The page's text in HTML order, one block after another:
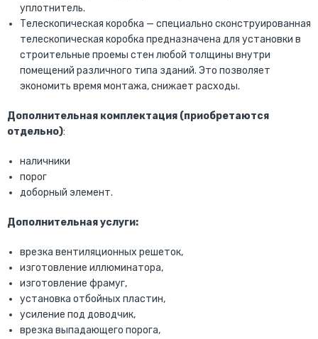
уплотнитель.
Телескопическая коробка — специально сконструированная
телескопическая коробка предназначена для установки в
строительные проемы стен любой толщины внутри
помещений различного типа зданий. Это позволяет
экономить время монтажа, снижает расходы.
Дополнительная комплектация (приобретаются
отдельно):
наличники
порог
доборный элемент.
Дополнительная услуги:
врезка вентиляционных решеток,
изготовление иллюминатора,
изготовление фрамуг,
установка отбойных пластин,
усиление под доводчик,
врезка выпадающего порога,